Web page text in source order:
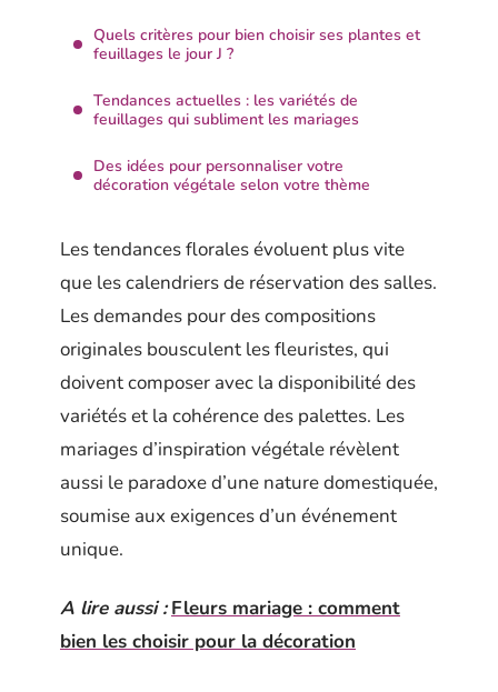
Quels critères pour bien choisir ses plantes et
feuillages le jour J ?
Tendances actuelles : les variétés de
feuillages qui subliment les mariages
Des idées pour personnaliser votre
décoration végétale selon votre thème
Les tendances florales évoluent plus vite
que les calendriers de réservation des salles.
Les demandes pour des compositions
originales bousculent les fleuristes, qui
doivent composer avec la disponibilité des
variétés et la cohérence des palettes. Les
mariages d’inspiration végétale révèlent
aussi le paradoxe d’une nature domestiquée,
soumise aux exigences d’un événement
unique.
A lire aussi : Fleurs mariage : comment
bien les choisir pour la décoration